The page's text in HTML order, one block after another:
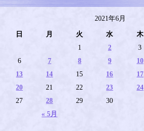
2021年6月
日 月 火 水 木
« 5月
1 2 3
6
7 8 9 10
13
14 15 16 17
20
21 22 23 24
27
28 29 30